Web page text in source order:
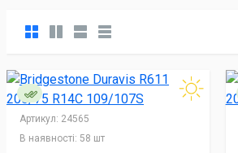
Артикул: 24565
В наявності: 58 шт